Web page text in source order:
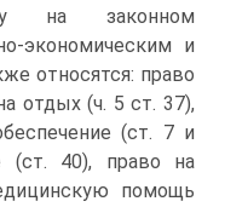
на законном
экономическим и
относятся: право
отдых (ч. 5 ст. 37),
(ст. 7 и
(ст. 40), право на
помощь